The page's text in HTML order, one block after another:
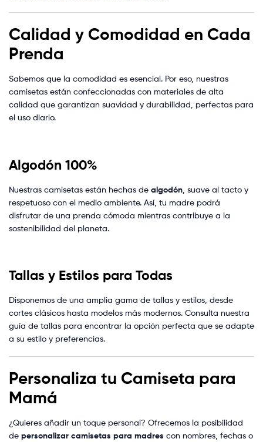
Calidad y Comodidad en Cada
Prenda
Sabemos que la comodidad es esencial. Por eso, nuestras
camisetas están confeccionadas con materiales de alta
calidad que garantizan suavidad y durabilidad, perfectas para
el uso diario.
Algodón 100%
Nuestras camisetas están hechas de algodón , suave al tacto y
respetuoso con el medio ambiente. Así, tu madre podrá
disfrutar de una prenda cómoda mientras contribuye a la
sostenibilidad del planeta.
Tallas y Estilos para Todas
Disponemos de una amplia gama de tallas y estilos, desde
cortes clásicos hasta modelos más modernos. Consulta nuestra
guía de tallas para encontrar la opción perfecta que se adapte
a su estilo y preferencias.
Personaliza tu Camiseta para
Mamá
¿Quieres añadir un toque personal? Ofrecemos la posibilidad
de personalizar camisetas para madres con nombres, fechas o